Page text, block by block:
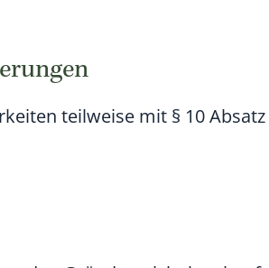
teilweise mit § 10 Absatz